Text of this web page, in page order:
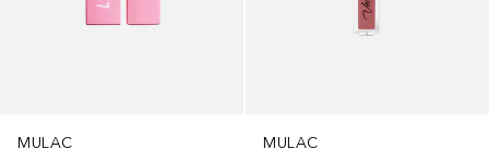
MULAC
MULAC